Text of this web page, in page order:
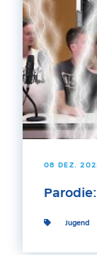
08 DEZ.
Jugend